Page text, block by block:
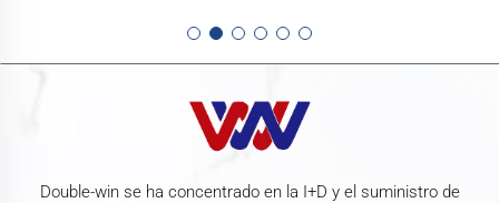
Double-win se ha concentrado en la I+D y el suministro de